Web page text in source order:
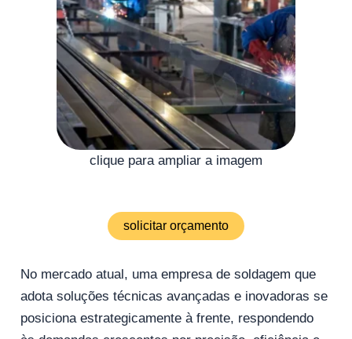
clique para ampliar a imagem
solicitar orçamento
No mercado atual, uma empresa de soldagem que
adota soluções técnicas avançadas e inovadoras se
posiciona estrategicamente à frente, respondendo